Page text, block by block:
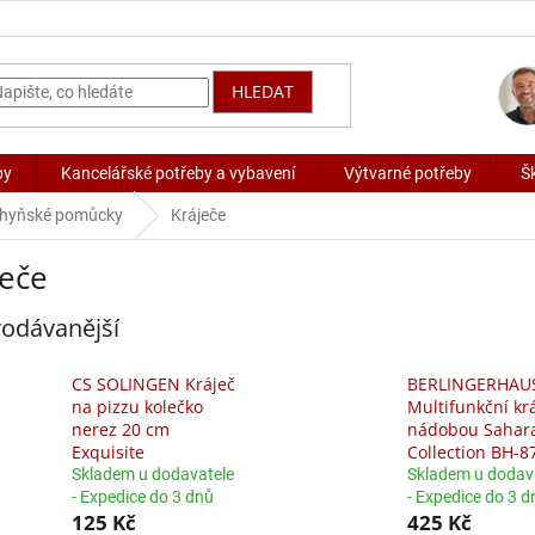
HLEDAT
Kancelářské potřeby a vybavení Výtvarné potřeby
pomůcky Kráječe
CS SOLINGEN Kráječ
na pizzu kolečko
nerez 20 cm
Exquisite
Skladem u dodavatele
- Expedice do 3 dnů
125 Kč
Multifunkční
nádobou
Collection BH-
Skladem u
- Expedice do 3
425 Kč